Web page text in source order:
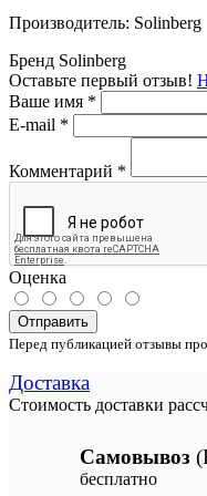
Производитель: Solinberg
Бренд Solinberg
Оставьте первый отзыв!
Ваше имя *
E-mail *
Комментарий *
Оценка
Отправить
Перед публикацией отзывы
Доставка
Стоимость доставки
Самовывоз
бесплатно